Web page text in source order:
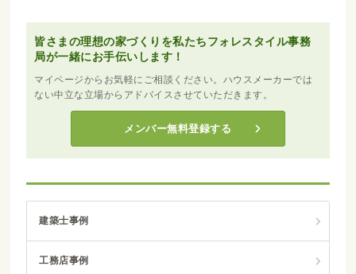
皆さまの理想の家づくりを私たちフォレスタイル事務
局が一緒にお手伝いします！
マイページからお気軽にご相談ください。ハウスメーカーでは
ない中立な立場からアドバイスさせていただきます。
メンバー無料登録する
建築士事例
工務店事例